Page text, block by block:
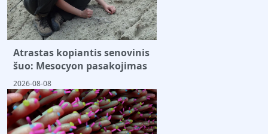
Atrastas kopiantis senovinis
šuo: Mesocyon pasakojimas
2026-08-08